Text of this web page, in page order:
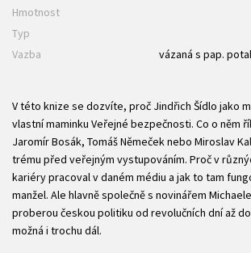
Hmotnost
Typ
Vazba
vázaná s pap.
V této knize se dozvíte, proč Jindřich Šídlo jako
vlastní maminku Veřejné bezpečnosti. Co o něm
Jaromír Bosák, Tomáš Němeček nebo Miroslav
trému před veřejným vystupováním. Proč v
kariéry pracoval v daném médiu a jak to tam
manžel. Ale hlavně společně s novinářem
proberou českou politiku od revolučních dní až
možná i trochu dál.